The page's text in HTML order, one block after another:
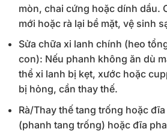
mòn, chai cứng hoặc dính dầu.
mới hoặc rà lại bề mặt, vệ sinh
Sửa chữa xi lanh chính (heo
con): Nếu phanh không ăn dù
thể xi lanh bị kẹt, xước hoặc
bị hỏng, cần thay thế.
Rà/Thay thế tang trống hoặc
(phanh tang trống) hoặc đĩa